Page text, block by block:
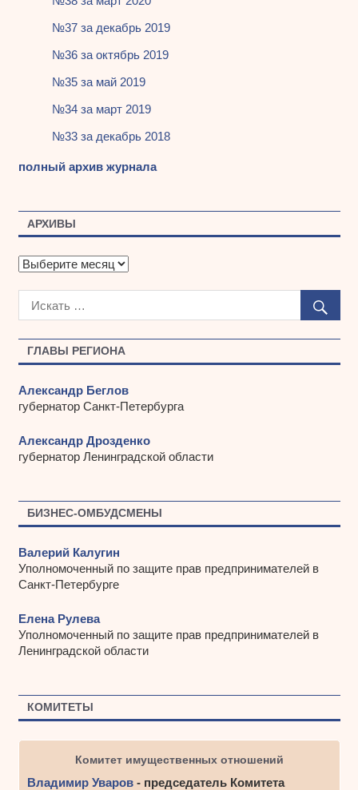
ГЛАВЫ РЕГИОНА
Александр Беглов
губернатор Санкт-Петербурга
Александр Дрозденко
губернатор Ленинградской области
БИЗНЕС-ОМБУДСМЕНЫ
Валерий Калугин
Уполномоченный по защите прав предпринимателей в
Санкт-Петербурге
Елена Рулева
Уполномоченный по защите прав предпринимателей в
Ленинградской области
КОМИТЕТЫ
Комитет имущественных отношений
Владимир Уваров- председатель Комитета
№37 за декабрь 2019
№36 за октябрь 2019
№35 за май 2019
№34 за март 2019
№33 за декабрь 2018
полный архив журнала
АРХИВЫ
А
х
ы